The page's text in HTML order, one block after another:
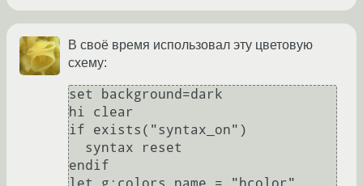
В своё время использовал эту цветовую
схему:
set background=dark
hi clear
if exists("syntax_on")
endif